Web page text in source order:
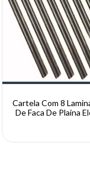
Cartela Com 8
De Faca De Plaina